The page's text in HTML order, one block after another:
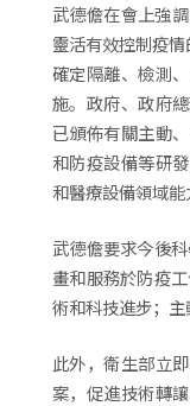
武德儋在會上強
靈活有效控制疫
確定隔離、檢測
施。政府、政府
已頒佈有關主動
和防疫設備等研
和醫療設備領域能
武德儋要求今後
畫和服務於防疫
術和科技進步；主
此外，衛生部立
案，促進技術轉